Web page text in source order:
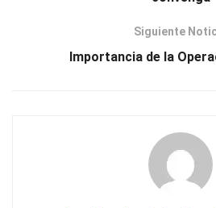
Siguiente
Importancia de la